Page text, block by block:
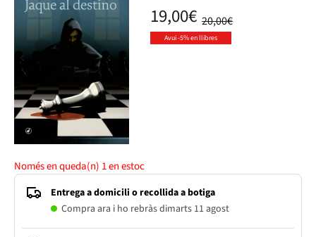
20,00€
19,00€
Avui -5% en llibres
Només en queda(n) 1en estoc
Entrega a domicili o recollida a botiga
Compra ara i ho rebràs dimarts 11 agost